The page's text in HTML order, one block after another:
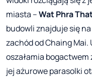
miasta –Wat Phra
budowli znajduje się
zachód od Chaing
oszałamia bogactwem
jej ażurowe parasolki